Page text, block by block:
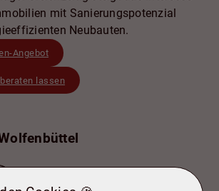
mit Sanierungspotenzial
Neubauten.
Angebot
lassen